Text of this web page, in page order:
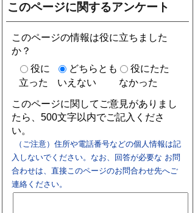
このページに関するアンケート
このページの情報は役に立ちました
か？
役に
立った
どちらとも
いえない
役にたた
なかった
このページに関してご意見がありまし
たら、500文字以内でご記入くださ
い。
（ご注意）住所や電話番号などの個人情報は記
入しないでください。なお、回答が必要な お問
合わせは、直接このページのお問合わせ先へご
連絡ください。